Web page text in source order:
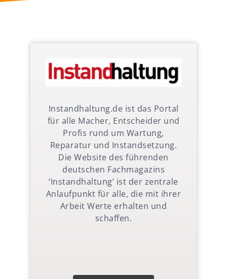
Instandhaltung.de ist das Portal
für alle Macher, Entscheider und
Profis rund um Wartung,
Reparatur und Instandsetzung.
Die Website des führenden
deutschen Fachmagazins
‘Instandhaltung’ ist der zentrale
Anlaufpunkt für alle, die mit ihrer
Arbeit Werte erhalten und
schaffen.